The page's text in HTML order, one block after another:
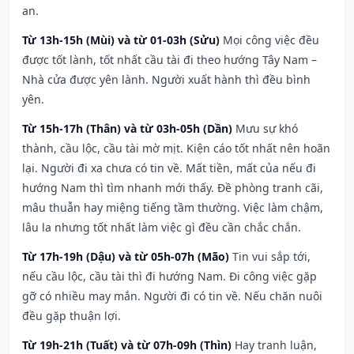
an.
Từ 13h-15h (Mùi) và từ 01-03h (Sửu) Mọi công việc đều
được tốt lành, tốt nhất cầu tài đi theo hướng Tây Nam –
Nhà cửa được yên lành. Người xuất hành thì đều bình
yên.
Từ 15h-17h (Thân) và từ 03h-05h (Dần) Mưu sự khó
thành, cầu lộc, cầu tài mờ mịt. Kiện cáo tốt nhất nên hoãn
lại. Người đi xa chưa có tin về. Mất tiền, mất của nếu đi
hướng Nam thì tìm nhanh mới thấy. Đề phòng tranh cãi,
mâu thuẫn hay miệng tiếng tầm thường. Việc làm chậm,
lâu la nhưng tốt nhất làm việc gì đều cần chắc chắn.
Từ 17h-19h (Dậu) và từ 05h-07h (Mão) Tin vui sắp tới,
nếu cầu lộc, cầu tài thì đi hướng Nam. Đi công việc gặp
gỡ có nhiều may mắn. Người đi có tin về. Nếu chăn nuôi
đều gặp thuận lợi.
Từ 19h-21h (Tuất) và từ 07h-09h (Thìn) Hay tranh luận,